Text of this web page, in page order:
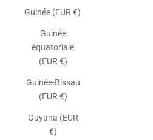
Guinée (EUR €)
Guinée
équatoriale
(EUR €)
Guinée-Bissau
(EUR €)
Guyana (EUR
€)